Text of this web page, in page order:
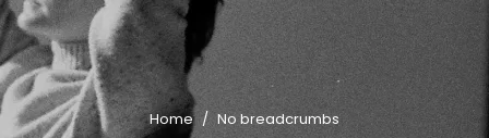
Home / No breadcrumbs